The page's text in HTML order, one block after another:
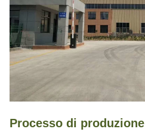
Processo di produzione